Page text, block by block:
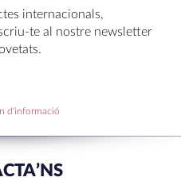
2025
2024
internacionals,
te al nostre newsletter
d'informació